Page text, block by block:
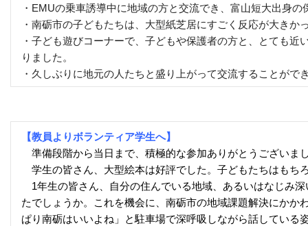
・EMUの乗車誘導中に地域の方と交流でき、富山短大出身
・南砺市の子どもたちは、大型紙芝居にすごく反応が大き
・子ども遊びコーナーで、子どもや保護者の方と、とても
りました。
・久しぶりに地元の人たちと盛り上がって交流することがで
【教員よりボランティア学生へ】
準備段階から当日まで、積極的な参加ありがとうございま
学生の皆さん、大型絵本は好評でした。子どもたちはもち
1年生の皆さん、自分の住んでいる地域、あるいはなじみ
たでしょうか。これを機会に、南砺市の地域課題解決にかか
ぱり南砺はいいよね」と駐車場で深呼吸しながら話している